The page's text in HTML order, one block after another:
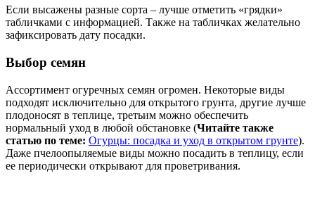
Если высажены разные сорта – лучше отметить «грядки»
табличками с информацией. Также на табличках желательно
зафиксировать дату посадки.
Выбор семян
Ассортимент огуречных семян огромен. Некоторые виды
подходят исключительно для открытого грунта, другие лучше
плодоносят в теплице, третьим можно обеспечить
нормальный уход в любой обстановке (Читайте также
статью по теме: Огурцы: посадка и уход в открытом грунте).
Даже пчелоопыляемые виды можно посадить в теплицу, если
ее периодически открывают для проветривания.